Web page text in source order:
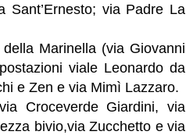
Sant’Ernesto; via Padre La
Marinella (via Giovanni
viale Leonardo da
e Zen e via Mimì Lazzaro.
Croceverde Giardini, via
bivio,via Zucchetto e via